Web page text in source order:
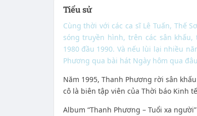
Tiểu sử
Cùng thời với các ca sĩ Lê Tuấn, Thế
sóng truyền hình, trên các sân
1980 đầu 1990. Và nếu lùi lại nhiều
Phương qua bài hát Ngày hôm qua
Năm 1995, Thanh Phương rời sân
cô là biên tập viên của Thời báo Kinh
Album “Thanh Phương – Tuổi xa